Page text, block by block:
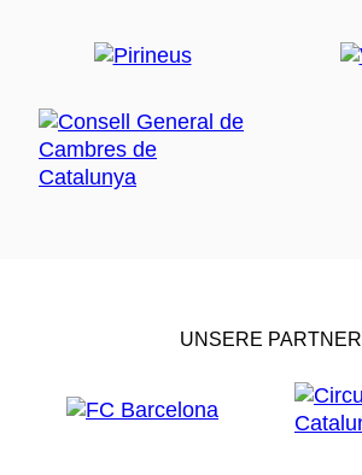
UNSERE PARTNER